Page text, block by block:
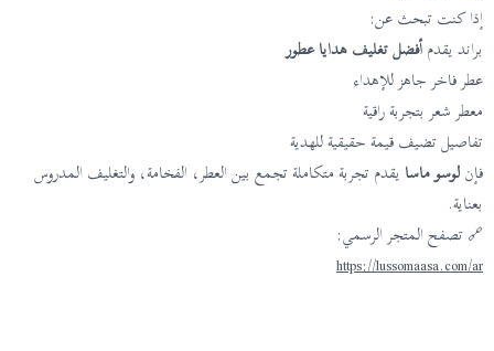
إذا كنت تبحث عن:
براند يقدمأفضل تغليف هدايا عطور
عطر فاخر جاهز للإهداء
معطر شعر بتجربة راقية
تفاصيل تضيف قيمة حقيقية للهدية
فإنلوسو ماسا يقدم تجربة متكاملة تجمع بين العطر، الفخامة، والتغليف المدروس
بعناية.
🔗 تصفح المتجر الرسمي:
https://lussomaasa.com/ar